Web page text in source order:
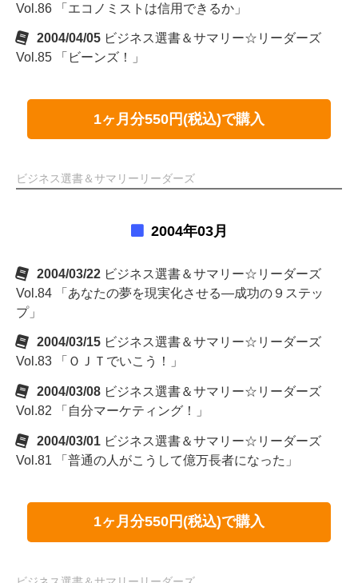
Vol.86 「エコノミストは信用できるか」
2004/04/05 ビジネス選書＆サマリー☆リーダーズ
Vol.85 「ビーンズ！」
1ヶ月分550円(税込)で購入
ビジネス選書＆サマリーリーダーズ
2004年03月
2004/03/22 ビジネス選書＆サマリー☆リーダーズ
Vol.84 「あなたの夢を現実化させる―成功の９ステッ
プ」
2004/03/15 ビジネス選書＆サマリー☆リーダーズ
Vol.83 「ＯＪＴでいこう！」
2004/03/08 ビジネス選書＆サマリー☆リーダーズ
Vol.82 「自分マーケティング！」
2004/03/01 ビジネス選書＆サマリー☆リーダーズ
Vol.81 「普通の人がこうして億万長者になった」
1ヶ月分550円(税込)で購入